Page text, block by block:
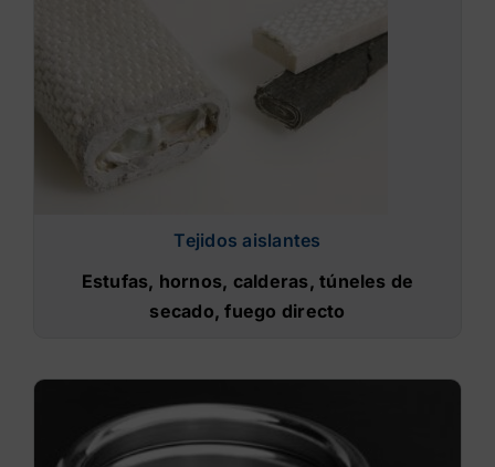
Tejidos aislantes
Estufas, hornos, calderas, túneles de
secado, fuego directo